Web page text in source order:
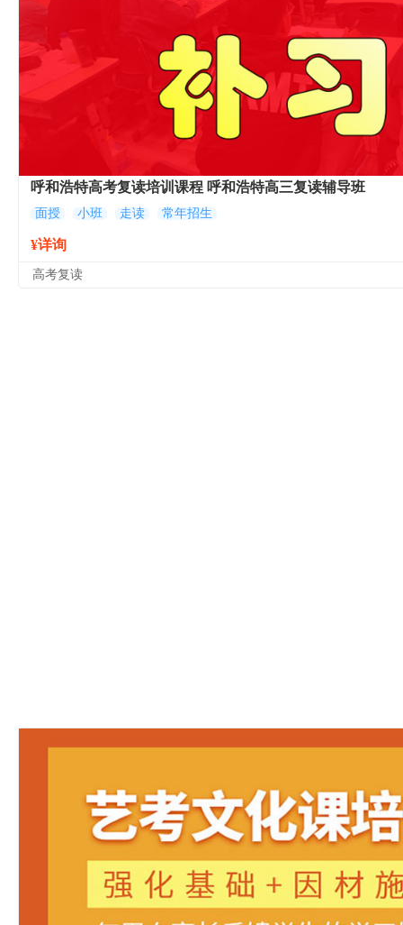
呼和浩特高考复读培训课程 呼和浩特高三复读辅导班
面授 小班 走读 常年招生
¥详询
高考复读